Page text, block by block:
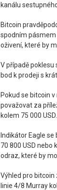
kanálu
Bitcoin
spodním
oživení, které by
V případě poklesu
bod k prodeji s
Pokud se bitcoin
považovat za
kolem 75 000 USD.
Indikátor Eagle
70 800 USD nebo
odraz, které by
Výhled pro bitcoin
linie 4/8 Murray